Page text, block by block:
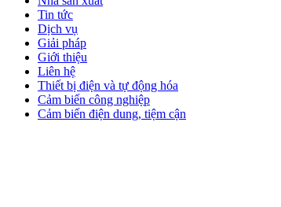
Tin tức
Dịch vụ
Giải pháp
Giới thiệu
Liên hệ
Thiết bị điện và tự động hóa
Cảm biến công nghiệp
Cảm biến điện dung, tiệm cận